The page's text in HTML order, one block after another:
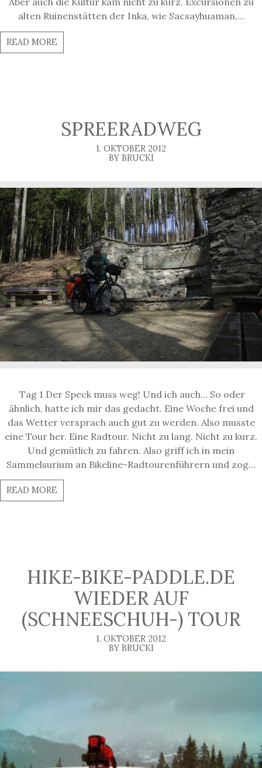
alten Ruinenstätten der Inka, wie Sacsayhuaman,…
READ MORE
SPREERADWEG
1. OKTOBER 2012
BY BRUCKI
Tag 1 Der Speck muss weg! Und ich auch… So oder
ähnlich, hatte ich mir das gedacht. Eine Woche frei und
das Wetter versprach auch gut zu werden. Also musste
eine Tour her. Eine Radtour. Nicht zu lang. Nicht zu kurz.
Und gemütlich zu fahren. Also griff ich in mein
Sammelsurium an Bikeline-Radtourenführern und zog…
READ MORE
HIKE-BIKE-PADDLE.DE
WIEDER AUF
(SCHNEESCHUH-) TOUR
1. OKTOBER 2012
BY BRUCKI